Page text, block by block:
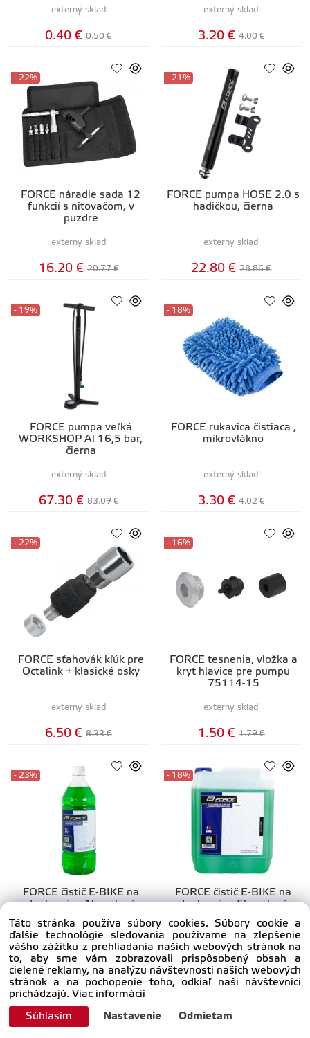
externý sklad
0.40 € 0.50 €
externý sklad
3.20 € 4.00 €
FORCE náradie sada 12
funkcií s nitovačom, v
puzdre
- 22%
externý sklad
16.20 € 20.77 €
FORCE pumpa HOSE 2.0 s
hadičkou, čierna
- 21%
externý sklad
22.80 € 28.86 €
FORCE pumpa veľká
WORKSHOP Al 16,5 bar,
čierna
- 19%
externý sklad
67.30 € 83.09 €
FORCE rukavica čistiaca ,
mikrovlákno
- 18%
externý sklad
3.30 € 4.02 €
FORCE sťahovák kľúk pre
Octalink + klasické osky
- 22%
externý sklad
6.50 € 8.33 €
FORCE tesnenia, vložka a
kryt hlavice pre pumpu
75114-15
- 16%
externý sklad
1.50 € 1.79 €
FORCE čistič E-BIKE na
doplnenie - 1l - zelený
- 23%
externý sklad
5.80 €
FORCE čistič E-BIKE na
doplnenie - 5l - zelený
- 18%
externý sklad
27.10 € 33.05 €
- 23%
Táto stránka používa súbory cookies. Súbory cookie a
ďalšie technológie sledovania používame na zlepšenie
vášho zážitku z prehliadania našich webových stránok na
to, aby sme vám zobrazovali prispôsobený obsah a
cielené reklamy, na analýzu návštevnosti našich webových
stránok a na pochopenie toho, odkiaľ naši návštevníci
prichádzajú. Viac informácií
Súhlasím Nastavenie Odmietam